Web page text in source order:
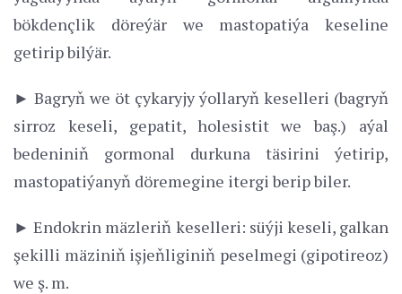
bökdençlik döreýär we mastopatiýa keseline
getirip bilýär.
► Bagryň we öt çykaryjy ýollaryň keselleri (bagryň
sirroz keseli, gepatit, holesistit we baş.) aýal
bedeniniň gormonal durkuna täsirini ýetirip,
mastopatiýanyň döremegine itergi berip biler.
► Endokrin mäzleriň keselleri: süýji keseli, galkan
şekilli mäziniň işjeňliginiň peselmegi (gipotireoz)
we ş. m.